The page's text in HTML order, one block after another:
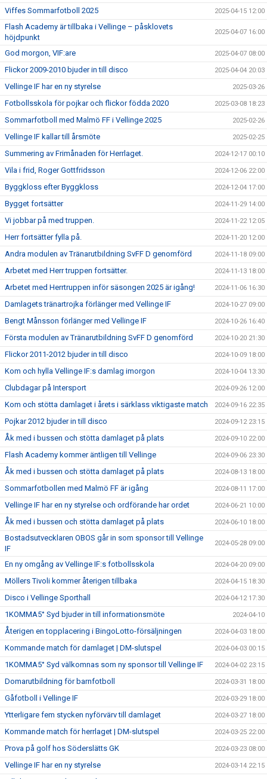
Viffes Sommarfotboll 2025 2025-04-15 12:00
Flash Academy är tillbaka i Vellinge – påsklovets
höjdpunkt
2025-04-07 16:00
God morgon, VIF:are 2025-04-07 08:00
Flickor 2009-2010 bjuder in till disco 2025-04-04 20:03
Vellinge IF har en ny styrelse 2025-03-26
Fotbollsskola för pojkar och flickor födda 2020 2025-03-08 18:23
Sommarfotboll med Malmö FF i Vellinge 2025 2025-02-26
Vellinge IF kallar till årsmöte 2025-02-25
Summering av Frimånaden för Herrlaget. 2024-12-17 00:10
Vila i frid, Roger Gottfridsson 2024-12-06 22:00
Byggkloss efter Byggkloss 2024-12-04 17:00
Bygget fortsätter 2024-11-29 14:00
Vi jobbar på med truppen. 2024-11-22 12:05
Herr fortsätter fylla på. 2024-11-20 12:00
Andra modulen av Tränarutbildning SvFF D genomförd 2024-11-18 09:00
Arbetet med Herr truppen fortsätter. 2024-11-13 18:00
Arbetet med Herrtruppen inför säsongen 2025 är igång! 2024-11-06 16:30
Damlagets tränartrojka förlänger med Vellinge IF 2024-10-27 09:00
Bengt Månsson förlänger med Vellinge IF 2024-10-26 16:40
Första modulen av Tränarutbildning SvFF D genomförd 2024-10-20 21:30
Flickor 2011-2012 bjuder in till disco 2024-10-09 18:00
Kom och hylla Vellinge IF:s damlag imorgon 2024-10-04 13:30
Clubdagar på Intersport 2024-09-26 12:00
Kom och stötta damlaget i årets i särklass viktigaste match 2024-09-16 22:35
Pojkar 2012 bjuder in till disco 2024-09-12 23:15
Åk med i bussen och stötta damlaget på plats 2024-09-10 22:00
Flash Academy kommer äntligen till Vellinge 2024-09-06 23:30
Åk med i bussen och stötta damlaget på plats 2024-08-13 18:00
Sommarfotbollen med Malmö FF är igång 2024-08-11 17:00
Vellinge IF har en ny styrelse och ordförande har ordet 2024-06-21 10:00
Åk med i bussen och stötta damlaget på plats 2024-06-10 18:00
Bostadsutvecklaren OBOS går in som sponsor till Vellinge
IF
2024-05-28 09:00
En ny omgång av Vellinge IF:s fotbollsskola 2024-04-20 09:00
Möllers Tivoli kommer återigen tillbaka 2024-04-15 18:30
Disco i Vellinge Sporthall 2024-04-12 17:30
1KOMMA5° Syd bjuder in till informationsmöte 2024-04-10
Återigen en topplacering i BingoLotto-försäljningen 2024-04-03 18:00
Kommande match för damlaget | DM-slutspel 2024-04-03 00:15
1KOMMA5° Syd välkomnas som ny sponsor till Vellinge IF 2024-04-02 23:15
Domarutbildning för barnfotboll 2024-03-31 18:00
Gåfotboll i Vellinge IF 2024-03-29 18:00
Ytterligare fem stycken nyförvärv till damlaget 2024-03-27 18:00
Kommande match för herrlaget | DM-slutspel 2024-03-25 22:00
Prova på golf hos Söderslätts GK 2024-03-23 08:00
Vellinge IF har en ny styrelse 2024-03-14 22:15